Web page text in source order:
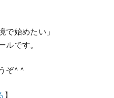
で始めたい」
です。
ぞ^ ^
】